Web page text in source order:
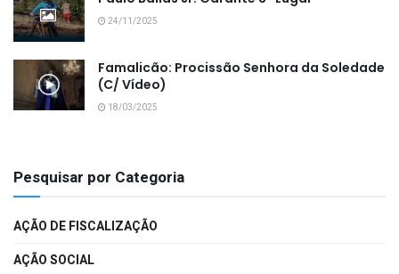
24/11/2025
Famalicão: Procissão Senhora da Soledade
(C/ Vídeo)
18/03/2025
Pesquisar por Categoria
AÇÃO DE FISCALIZAÇÃO
AÇÃO SOCIAL